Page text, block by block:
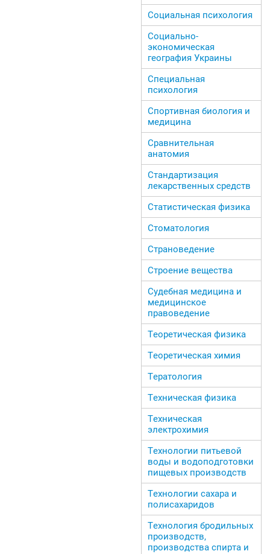
Социальная психология
Социально-
экономическая
география Украины
Специальная
психология
Спортивная биология и
медицина
Сравнительная
анатомия
Стандартизация
лекарственных средств
Статистическая физика
Стоматология
Страноведение
Строение вещества
Судебная медицина и
медицинское
правоведение
Теоретическая физика
Теоретическая химия
Тератология
Техническая физика
Техническая
электрохимия
Технологии питьевой
воды и водоподготовки
пищевых производств
Технологии сахара и
полисахаридов
Технология бродильных
производств,
производства спирта и